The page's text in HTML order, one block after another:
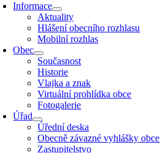
Informace
Aktuality
Hlášení obecního rozhlasu
Mobilní rozhlas
Obec
Současnost
Historie
Vlajka a znak
Virtuální prohlídka obce
Fotogalerie
Úřad
Úřední deska
Obecně závazné vyhlášky obce
Zastupitelstvo